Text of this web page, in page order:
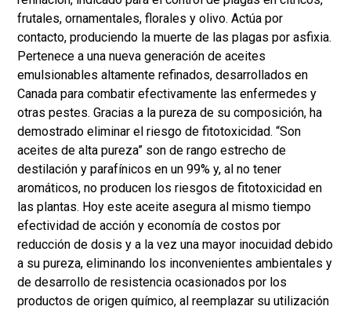
frutales, ornamentales, florales y olivo. Actúa por
contacto, produciendo la muerte de las plagas por asfixia.
Pertenece a una nueva generación de aceites
emulsionables altamente refinados, desarrollados en
Canada para combatir efectivamente las enfermedes y
otras pestes. Gracias a la pureza de su composición, ha
demostrado eliminar el riesgo de fitotoxicidad. “Son
aceites de alta pureza” son de rango estrecho de
destilación y parafínicos en un 99% y, al no tener
aromáticos, no producen los riesgos de fitotoxicidad en
las plantas. Hoy este aceite asegura al mismo tiempo
efectividad de acción y economía de costos por
reducción de dosis y a la vez una mayor inocuidad debido
a su pureza, eliminando los inconvenientes ambientales y
de desarrollo de resistencia ocasionados por los
productos de origen químico, al reemplazar su utilización